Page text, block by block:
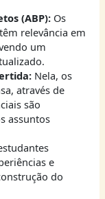
(ABP):Os
relevância em
um
Nela, os
através de
são
assuntos
e
do